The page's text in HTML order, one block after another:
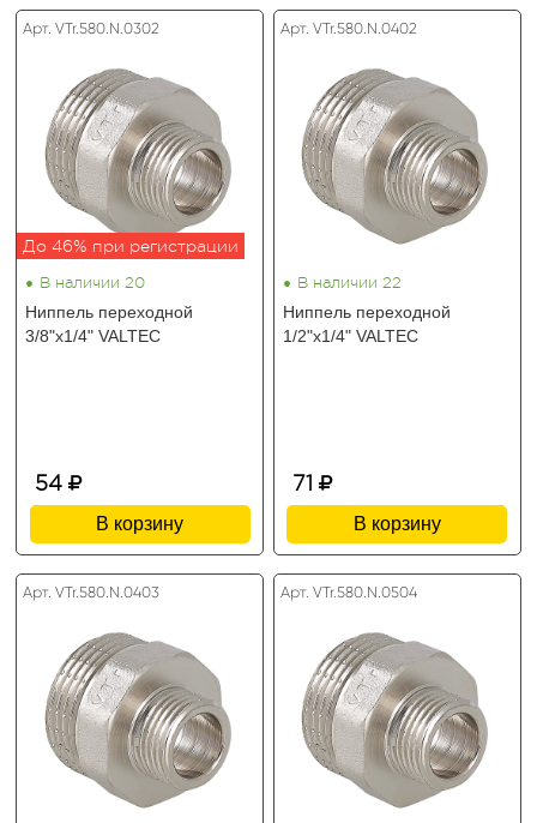
Арт. VTr.580.N.0302
До 46% при регистрации
• В наличии 20
Ниппель переходной
3/8"х1/4" VALTEC
54
В корзину
Арт. VTr.580.N.0402
• В наличии 22
Ниппель переходной
1/2"х1/4" VALTEC
71
В корзину
Арт. VTr.580.N.0403 Арт. VTr.580.N.0504